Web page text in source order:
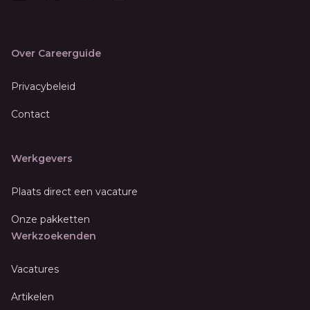
Over Careerguide
Privacybeleid
Contact
Werkgevers
Plaats direct een vacature
Onze pakketten
Werkzoekenden
Vacatures
Artikelen